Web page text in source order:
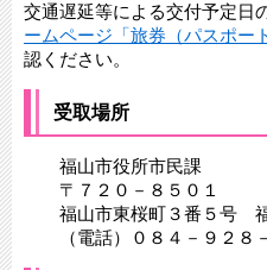
交通遅延等による交付予定日
ームページ「旅券（パスポー
認ください。
受取場所
福山市役所市民課
〒７２０－８５０１
福山市東桜町３番５号 福
（電話）０８４－９２８